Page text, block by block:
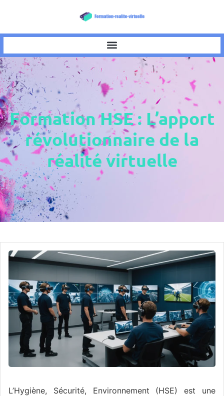
Formation HSE : L’apport
révolutionnaire de la
réalité virtuelle
L’Hygiène, Sécurité, Environnement (HSE) est une